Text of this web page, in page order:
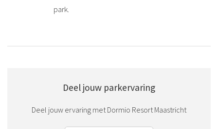
park.
Deel jouw parkervaring
Deel jouw ervaring met Dormio Resort Maastricht